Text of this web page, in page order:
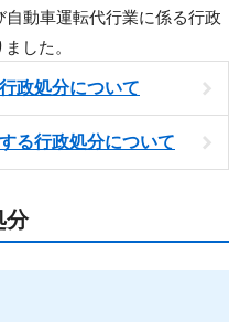
動車運転代行業に係る行政
した。
政処分について
る行政処分について
分